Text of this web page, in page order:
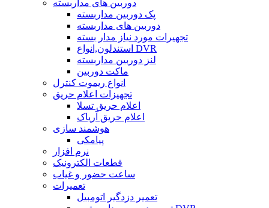
دوربین های مداربسته
پک دوربین مداربسته
دوربین های مداربسته
تجهیرات مورد نیاز مدار بسته
استندلون,انواع DVR
لنز دوربین مداربسته
ماکت دوربین
انواع ریموت کنترل
تجهیزات اعلام حریق
اعلام حریق تسلا
اعلام حریق آریاک
هوشمند سازی
پیامکی
نرم افزار
قطعات الکترونیک
ساعت حضور و غیاب
تعمیرات
تعمیر دزدگیر اتومبیل